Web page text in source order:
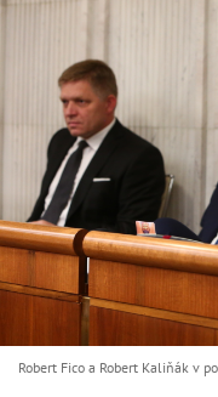
Robert Fico a Robert Kaliňák v